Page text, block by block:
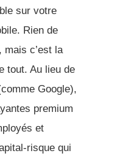
sur votre
Rien de
mais c’est la
tout. Au lieu de
Google),
premium
et
risque qui